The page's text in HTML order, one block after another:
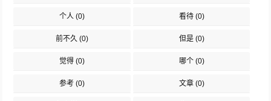
个人 (0) 看待(0)
前不久 (0) 但是(0)
觉得 (0) 哪个(0)
参考 (0) 文章(0)